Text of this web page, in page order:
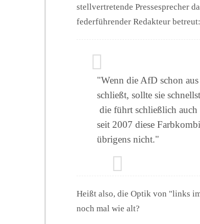
stellvertretende Pressesprecher
federführender Redakteur betreut:
"Wenn die AfD schon
schließt, sollte sie
die führt schließlich
seit 2007 diese
übrigens nicht."
Heißt also, die Optik von "links
noch mal wie alt?